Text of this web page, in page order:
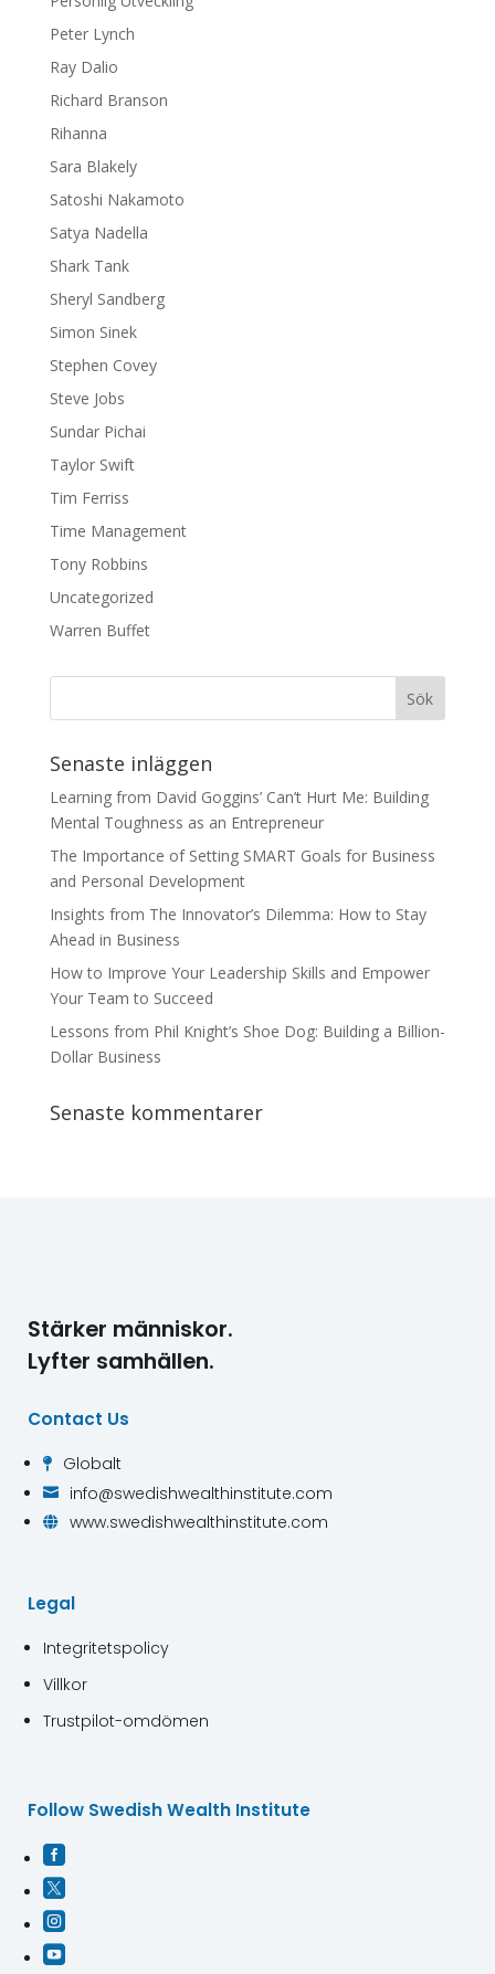
Peter Lynch
Ray Dalio
Richard Branson
Rihanna
Sara Blakely
Satoshi Nakamoto
Satya Nadella
Shark Tank
Sheryl Sandberg
Simon Sinek
Stephen Covey
Steve Jobs
Sundar Pichai
Taylor Swift
Tim Ferriss
Time Management
Tony Robbins
Uncategorized
Warren Buffet
Senaste inläggen
Learning from David Goggins’ Can’t Hurt Me: Building
Mental Toughness as an Entrepreneur
The Importance of Setting SMART Goals for Business
and Personal Development
Insights from The Innovator’s Dilemma: How to Stay
Ahead in Business
How to Improve Your Leadership Skills and Empower
Your Team to Succeed
Lessons from Phil Knight’s Shoe Dog: Building a Billion-
Dollar Business
Senaste kommentarer
Stärker människor.
Lyfter samhällen.
Contact Us
 Globalt
 info@swedishwealthinstitute.com
 www.swedishwealthinstitute.com
Legal
Integritetspolicy
Villkor
Trustpilot-omdömen
Follow Swedish Wealth Institute



